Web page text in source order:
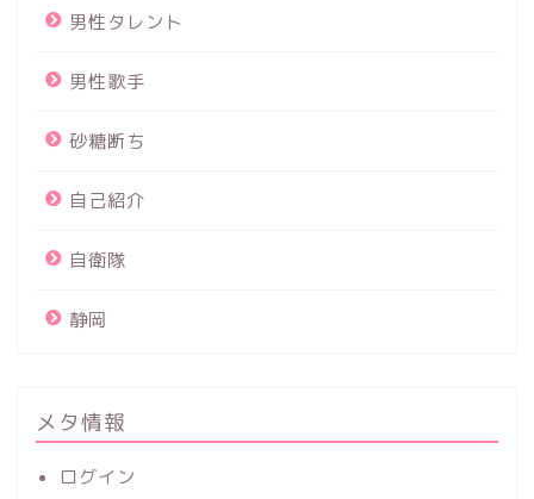
男性タレント
男性歌手
砂糖断ち
自己紹介
自衛隊
静岡
メタ情報
ログイン